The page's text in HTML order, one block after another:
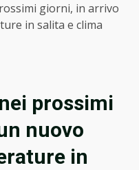
giorni, in arrivo
in salita e clima
prossimi
nuovo
in